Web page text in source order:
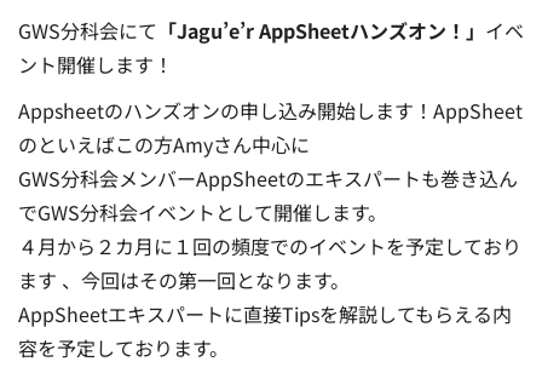
GWS分科会にて 「Jagu’e’r AppSheetハンズオン！」 イベ
ント開催します！
Appsheetのハンズオンの申し込み開始します！AppSheet
のといえばこの方Amyさん中心に
GWS分科会メンバーAppSheetのエキスパートも巻き込ん
でGWS分科会イベントとして開催します。
４月から２カ月に１回の頻度でのイベントを予定しており
ます 、今回はその第一回となります。
AppSheetエキスパートに直接Tipsを解説してもらえる内
容を予定しております。